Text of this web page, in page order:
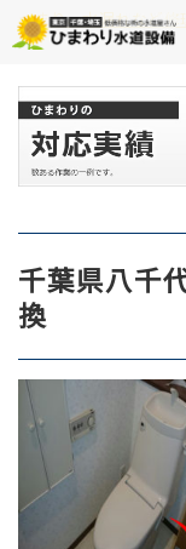
Skip
to
content
つまり、水漏れなど
千葉県八千
換